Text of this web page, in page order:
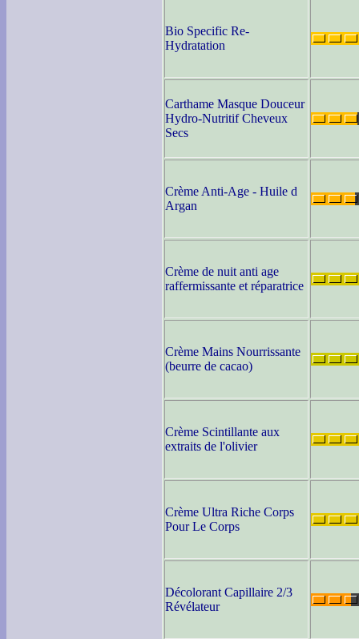
Bio Specific Re-
Hydratation
Carthame Masque Douceur
Hydro-Nutritif Cheveux
Secs
Crème Anti-Age - Huile d
Argan
Crème de nuit anti age
raffermissante et réparatrice
Crème Mains Nourrissante
(beurre de cacao)
Crème Scintillante aux
extraits de l'olivier
Crème Ultra Riche Corps
Pour Le Corps
Décolorant Capillaire 2/3
Révélateur